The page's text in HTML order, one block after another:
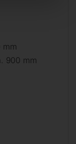
mm
900 mm